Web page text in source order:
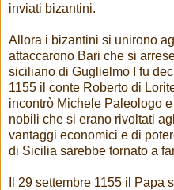
inviati bizantini.
Allora i bizantini si unirono
attaccarono Bari che si
siciliano di Guglielmo I fu
1155 il conte Roberto di
incontrò Michele Paleologo
nobili che si erano rivoltati
vantaggi economici e di
di Sicilia sarebbe tornato a
Il 29 settembre 1155 il Papa